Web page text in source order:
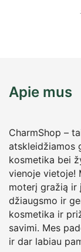
Apie mus
CharmShop –
atskleidžiamos
kosmetika bei
vienoje vietoje!
moterį gražią ir
džiaugsmo ir
kosmetika ir
savimi. Mes
ir dar labiau